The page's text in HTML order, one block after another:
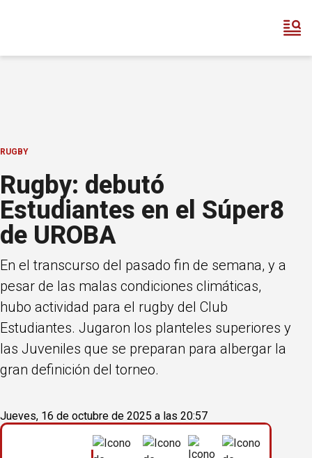
RUGBY
Rugby: debutó
Estudiantes en el Súper8
de UROBA
En el transcurso del pasado fin de semana, y a
pesar de las malas condiciones climáticas,
hubo actividad para el rugby del Club
Estudiantes. Jugaron los planteles superiores y
las Juveniles que se preparan para albergar la
gran definición del torneo.
Jueves, 16 de octubre de 2025 a las 20:57